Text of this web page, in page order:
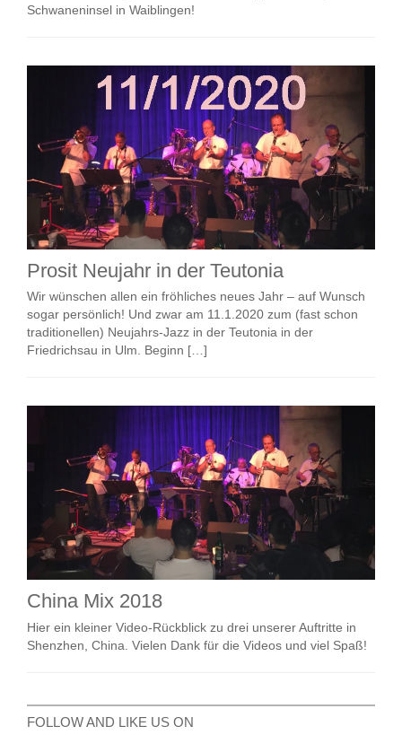
Schwaneninsel in Waiblingen!
Prosit Neujahr in der Teutonia
Wir wünschen allen ein fröhliches neues Jahr – auf Wunsch
sogar persönlich! Und zwar am 11.1.2020 zum (fast schon
traditionellen) Neujahrs-Jazz in der Teutonia in der
Friedrichsau in Ulm. Beginn […]
China Mix 2018
Hier ein kleiner Video-Rückblick zu drei unserer Auftritte in
Shenzhen, China. Vielen Dank für die Videos und viel Spaß!
FOLLOW AND LIKE US ON